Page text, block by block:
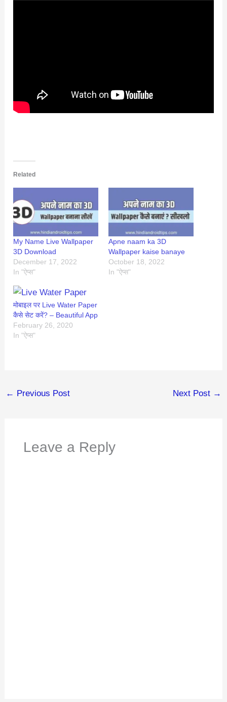
Related
My Name Live Wallpaper
3D Download
December 17, 2022
In "ऐप्स"
Apne naam ka 3D
Wallpaper kaise banaye
October 18, 2022
In "ऐप्स"
मोबाइल पर Live Water Paper
कैसे सेट करें? – Beautiful App
February 26, 2020
In "ऐप्स"
← Previous Post Next Post →
Leave a Reply